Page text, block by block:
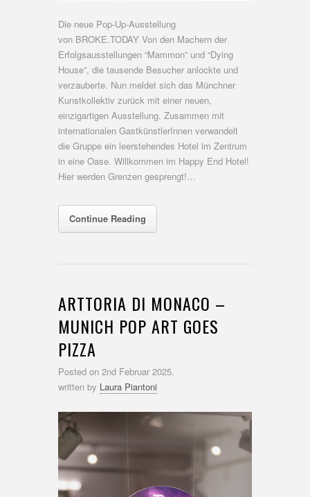
Die neue Pop-Up-Ausstellung
von BROKE.TODAY Von den Machern der
Erfolgsausstellungen “Mammon” und “Dying
House”, die tausende Besucher anlockte und
verzauberte. Nun meldet sich das Münchner
Kunstkollektiv zurück mit einer neuen,
einzigartigen Ausstellung. Zusammen mit
internationalen GastkünstlerInnen verwandelt
die Gruppe ein leerstehendes Hotel im Zentrum
in eine Oase. Willkommen im Happy End Hotel!
Hier werden Grenzen gesprengt!…
Continue Reading
ARTTORIA DI MONACO –
MUNICH POP ART GOES
PIZZA
Posted on 2nd Februar 2025,
written by Laura Piantoni